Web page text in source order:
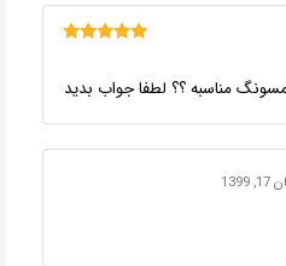
مناسبه ؟؟ لطفا جواب بدید
1399